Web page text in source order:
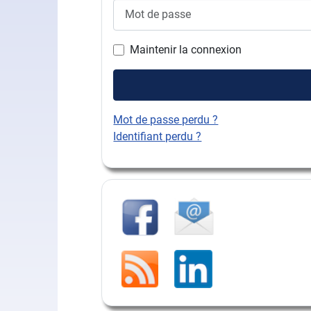
Maintenir la connexion
Mot de passe perdu ?
Identifiant perdu ?